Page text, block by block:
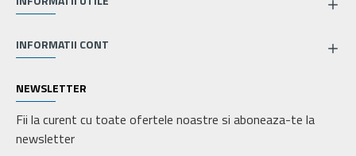
INFORMATII CONT
NEWSLETTER
Fii la curent cu toate ofertele noastre si aboneaza-te la
newsletter